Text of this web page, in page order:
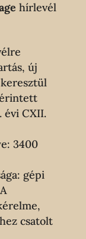
hírlevél
új
érintett
évi CXII.
3400
gépi
csatolt